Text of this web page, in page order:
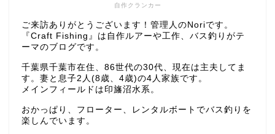
自作クランカー
ご来訪ありがとうございます！管理人のNoriです。
『Craft Fishing』は自作ルアーや工作、バス釣りがテ
ーマのブログです。
千葉県千葉市在住、86世代の30代、現在は主夫してま
す。妻と息子2人(8歳、4歳)の4人家族です。
メインフィールドは印旛沼水系。
おかっぱり、フローター、レンタルボートでバス釣りを
楽しんでいます。